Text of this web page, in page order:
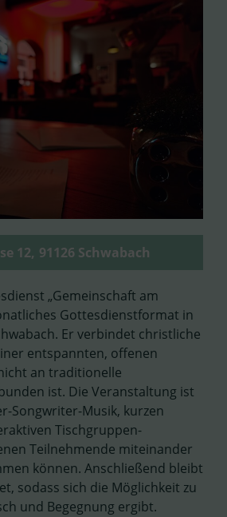
12, 91126 Schwabach
„Gemeinschaft am
Gottesdienstformat in
Er verbindet christliche
entspannten, offenen
an traditionelle
ist. Die Veranstaltung ist
Songwriter-Musik, kurzen
Tischgruppen-
Teilnehmende miteinander
können. Anschließend bleibt
sodass sich die Möglichkeit zu
und Begegnung ergibt.